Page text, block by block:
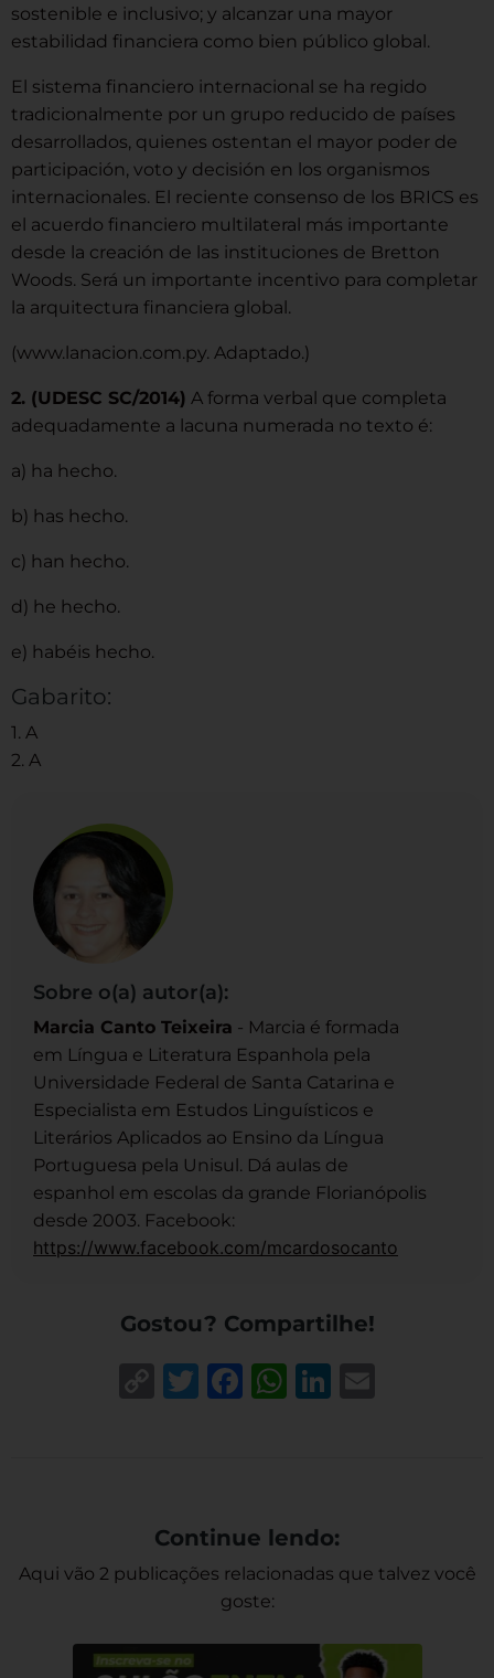
sostenible e inclusivo; y alcanzar una mayor
estabilidad financiera como bien público global.
El sistema financiero internacional se ha regido
tradicionalmente por un grupo reducido de países
desarrollados, quienes ostentan el mayor poder de
participación, voto y decisión en los organismos
internacionales. El reciente consenso de los BRICS es
el acuerdo financiero multilateral más importante
desde la creación de las instituciones de Bretton
Woods. Será un importante incentivo para completar
la arquitectura financiera global.
(www.lanacion.com.py. Adaptado.)
2. (UDESC SC/2014) A forma verbal que completa
adequadamente a lacuna numerada no texto é:
a) ha hecho.
b) has hecho.
c) han hecho.
d) he hecho.
e) habéis hecho.
Gabarito:
1. A
2. A
Sobre o(a) autor(a):
Marcia Canto Teixeira - Marcia é formada
em Língua e Literatura Espanhola pela
Universidade Federal de Santa Catarina e
Especialista em Estudos Linguísticos e
Literários Aplicados ao Ensino da Língua
Portuguesa pela Unisul. Dá aulas de
espanhol em escolas da grande Florianópolis
desde 2003. Facebook:
https://www.facebook.com/mcardosocanto
Gostou? Compartilhe!
CopyTwitter
Facebook
WhatsApp
LinkedIn
Continue lendo:
Aqui vão 2 publicações relacionadas que talvez você
goste: